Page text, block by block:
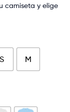
camiseta y elige
S M